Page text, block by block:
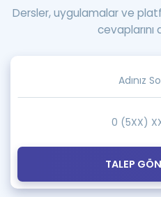
TALEP
Dersler, uygulamalar ve
cevaplarını